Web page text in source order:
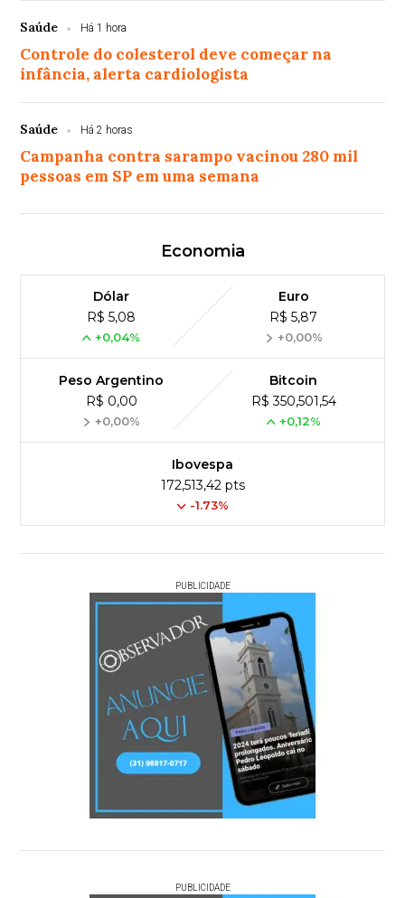
Saúde Há 1 hora
Controle do colesterol deve começar na
infância, alerta cardiologista
Saúde Há 2 horas
Campanha contra sarampo vacinou 280 mil
pessoas em SP em uma semana
Economia
Dólar
R$ 5,08
+0,04%
Euro
R$ 5,87
+0,00%
Peso Argentino
R$ 0,00
+0,00%
Bitcoin
R$ 350,501,54
+0,12%
Ibovespa
172,513,42 pts
-1.73%
PUBLICIDADE
PUBLICIDADE